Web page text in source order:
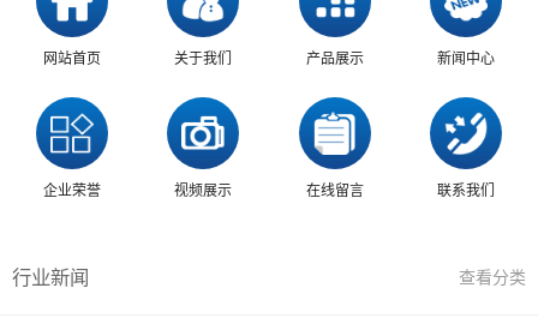
网站首页 关于我们 产品展示 新闻中心
企业荣誉 视频展示 在线留言 联系我们
行业新闻 查看分类